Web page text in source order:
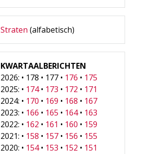
Straten (alfabetisch)
KWARTAALBERICHTEN
2026: • 178 • 177 • 176 • 175
2025: • 174• 173 • 172 • 171
2024: • 170 • 169 • 168 • 167
2023: • 166 • 165 • 164• 163
2022: • 162 • 161 • 160 • 159
2021: • 158 • 157 • 156 • 155
2020: • 154• 153 • 152 • 151